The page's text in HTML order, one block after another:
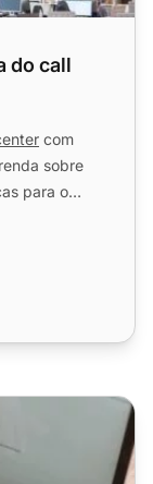
do call
com
sobre
para o